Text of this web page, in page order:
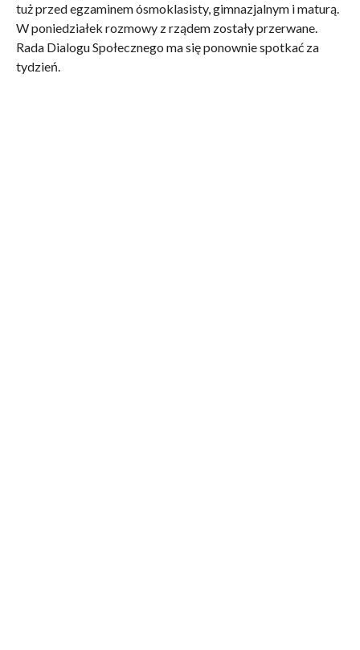
tuż przed egzaminem ósmoklasisty, gimnazjalnym i maturą.
W poniedziałek rozmowy z rządem zostały przerwane.
Rada Dialogu Społecznego ma się ponownie spotkać za
tydzień.